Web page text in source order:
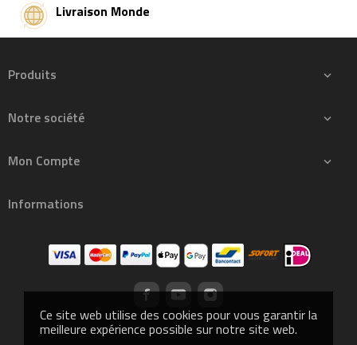
Ce site web utilise des cookies pour vous garantir la
meilleure expérience possible sur notre site web.
Livraison Monde
Produits 
Notre société 
Mon Compte 
Informations